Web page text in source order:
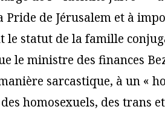
de Jérusalem et à
le statut de la famille
le ministre des finances
sarcastique, à un «
homosexuels, des trans